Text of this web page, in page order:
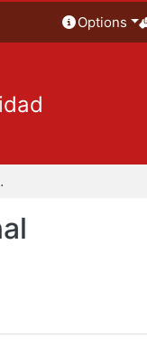
Options